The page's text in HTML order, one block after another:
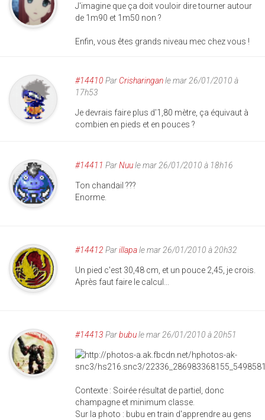
J'imagine que ça doit vouloir dire tourner autour
de 1m90 et 1m50 non ?
Enfin, vous êtes grands niveau mec chez vous !
#14410 Par Crisharinganle mar 26/01/2010 à
17h53
Je devrais faire plus d'1,80 mètre, ça équivaut à
combien en pieds et en pouces ?
#14411 ParNuule mar 26/01/2010 à 18h16
Ton chandail ???
Enorme.
#14412 Parillapale mar 26/01/2010 à 20h32
Un pied c'est 30,48 cm, et un pouce 2,45, je crois.
Après faut faire le calcul...
#14413 Parbubule mar 26/01/2010 à 20h51
Contexte : Soirée résultat de partiel, donc
champagne et minimum classe.
Sur la photo : bubu en train d'apprendre au gens